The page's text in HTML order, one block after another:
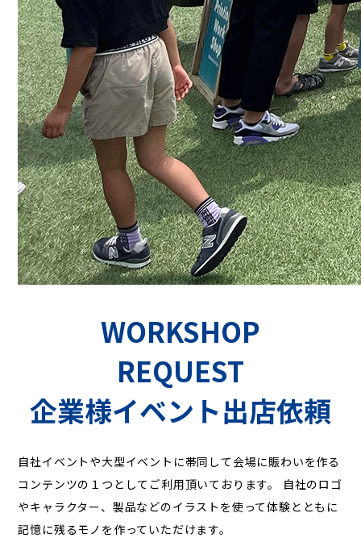
WORKSHOP
REQUEST
企業様イベント出店依頼
自社イベントや大型イベントに帯同して会場に賑わいを作る
コンテンツの１つとしてご利用頂いております。
自社のロゴ
やキャラクター、製品などのイラストを使って体験とともに
記憶に残るモノを作っていただけます。